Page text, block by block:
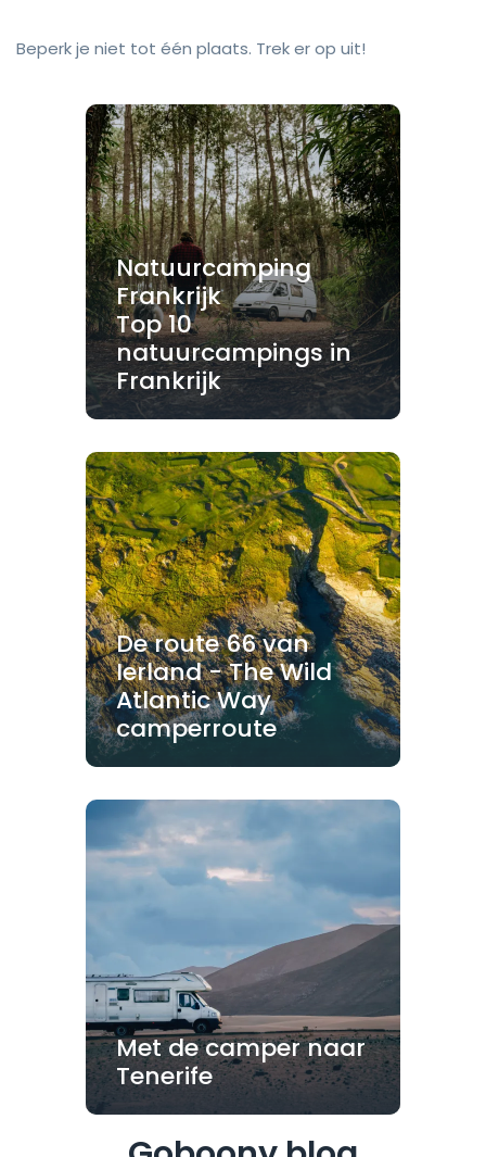
Beperk je niet tot één plaats. Trek er op uit!
Natuurcamping
Frankrijk
Top 10
natuurcampings in
Frankrijk
De route 66 van
Ierland - The Wild
Atlantic Way
camperroute
Met de camper naar
Tenerife